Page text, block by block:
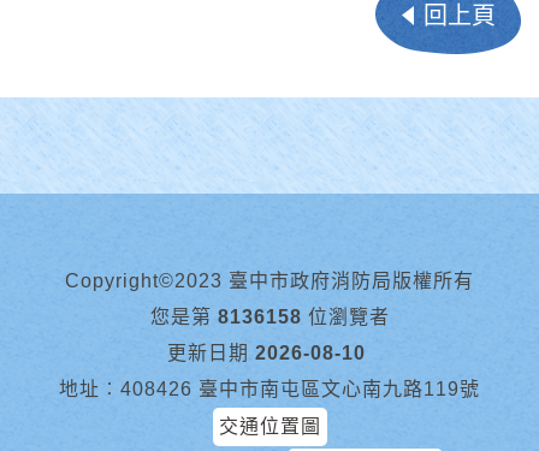
回上頁
Copyright©2023 臺中市政府消防局版權所有
您是第 8136158 位瀏覽者
更新日期 2026-08-10
地址︰408426 臺中市南屯區文心南九路119號
交通位置圖